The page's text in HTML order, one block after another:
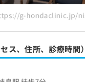
g-hondaclinic.jp/
ス、住所、診療時間）